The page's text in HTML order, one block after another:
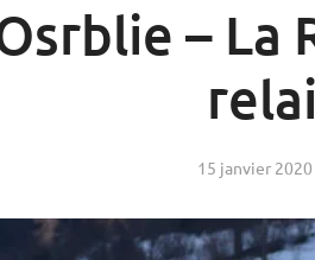
– La
15 janvier 2020